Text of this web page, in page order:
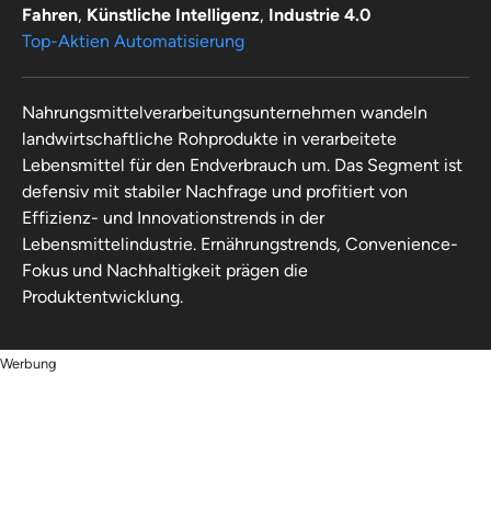
Fahren, Künstliche Intelligenz, Industrie 4.0
Top-Aktien Automatisierung
Nahrungsmittelverarbeitungsunternehmen wandeln
landwirtschaftliche Rohprodukte in verarbeitete
Lebensmittel für den Endverbrauch um. Das Segment ist
defensiv mit stabiler Nachfrage und profitiert von
Effizienz- und Innovationstrends in der
Lebensmittelindustrie. Ernährungstrends, Convenience-
Fokus und Nachhaltigkeit prägen die
Produktentwicklung.
Werbung